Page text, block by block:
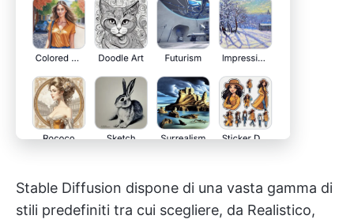
Stable Diffusion dispone di una vasta gamma di
stili predefiniti tra cui scegliere, da Realistico,